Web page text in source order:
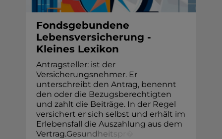
Fondsgebundene
Lebensversicherung -
Kleines Lexikon
Antragsteller: ist der
Versicherungsnehmer. Er
unterschreibt den Antrag, benennt
den oder die Bezugsberechtigten
und zahlt die Beiträge. In der Regel
versichert er sich selbst und erhält im
Erlebensfall die Auszahlung aus dem
Vertrag.Gesundheitsp